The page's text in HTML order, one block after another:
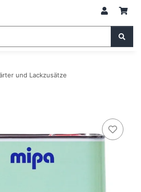
und Lackzusätze